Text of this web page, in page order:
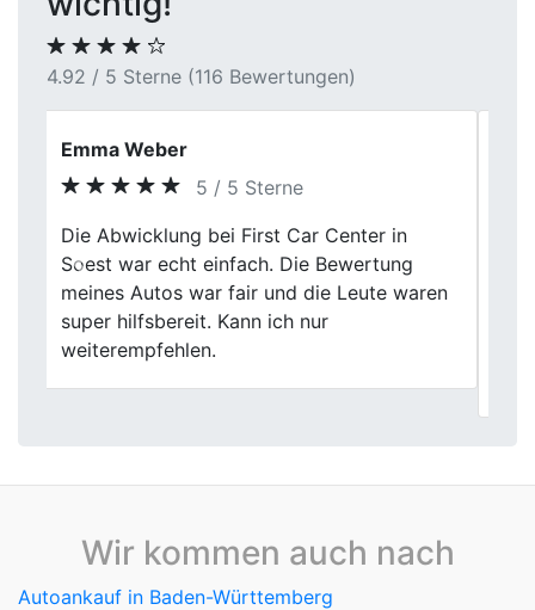
4.92 / 5 Sterne (116 Bewertungen)
Kai
5 / 5 Sterne
Perfekter Autoverkauf! First Car Center hat
meinen Unfallwagen zum angemessenen
Preis gekauft. Die Abholung war bequem
und die Bezahlung schnell. Endlich konnte
ich mich von meinem alten Auto
Previous
Wir kommen auch nach
Autoankauf in Baden-Württemberg